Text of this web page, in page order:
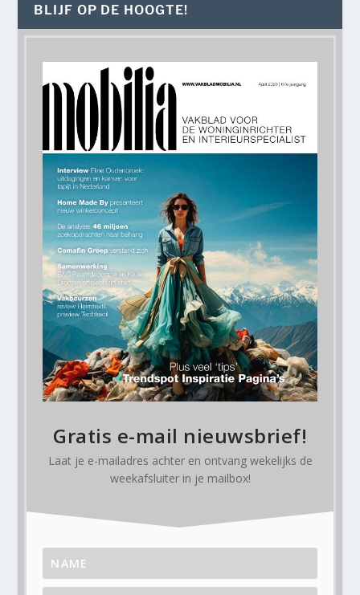
BLIJF OP DE HOOGTE!
Gratis e-mail nieuwsbrief!
Laat je e-mailadres achter en ontvang wekelijks de
weekafsluiter in je mailbox!